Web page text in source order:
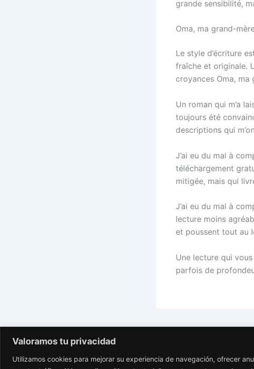
Valoramos tu privacidad
Utilizamos cookies para mejorar su experiencia de navegación, ofrecer
grande sensibilité,
Oma, ma grand-
Le style d’écriture
fraîche et originale.
croyances Oma, ma
Un roman qui m’a
toujours été
descriptions qui
J’ai eu du mal à
téléchargement
mitigée, mais qui
J’ai eu du mal à
lecture moins
et poussent tout au
Une lecture qui
parfois de
PREVIOUS